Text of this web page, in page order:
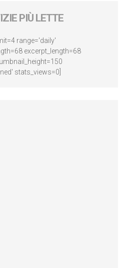
PIÙ LETTE
range='daily'
excerpt_length=68
stats_views=0]